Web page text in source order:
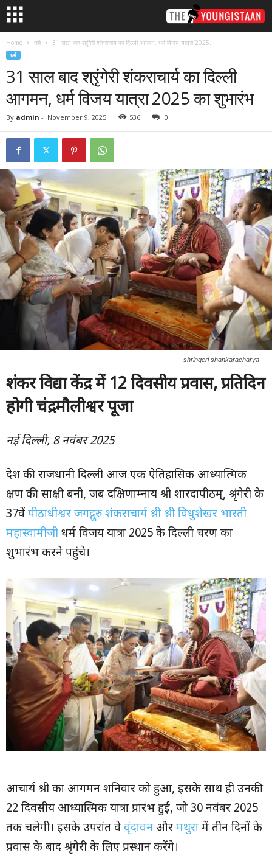
Home धर्म 31 साल बाद श्रृंगेरी शंकराचार्य का दिल्ली आगमन, धर्म विजय यात्रा 2025...
धर्म
31 साल बाद श्रृंगेरी शंकराचार्य का दिल्ली
आगमन, धर्म विजय यात्रा 2025 का शुभारंभ
By admin - November 9, 2025 536 0
shringeri shankaracharya
शंकर विद्या केंद्र में 12 दिवसीय प्रवास, प्रतिदिन
होगी चंद्रमौलीश्वर पूजा
नई दिल्ली, 8 नवंबर 2025
देश की राजधानी दिल्ली आज एक ऐतिहासिक आध्यात्मिक
क्षण की साक्षी बनी, जब दक्षिणाम्नाय श्री शारदापीठम्, श्रृंगेरी के
37वें पीठाधीश्वर जगद्गुरु शंकराचार्य श्री श्री विधुशेखर भारती
महास्वामीजी धर्म विजय यात्रा 2025 के दिल्ली चरण का
शुभारंभ करने पहुंचे।
आचार्य श्री का आगमन शनिवार को हुआ, इसके साथ ही उनकी
22 दिवसीय आध्यात्मिक यात्रा प्रारंभ हुई, जो 30 नवंबर 2025
तक चलेगी। इसके उपरांत वे वृंदावन और मथुरा में तीन दिनों के
प्रवास के बाद श्रृंगेरी के लिए प्रस्थान करेंगे।